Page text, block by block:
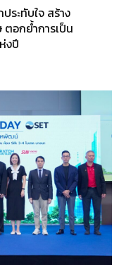
ระทับใจ สร้าง
อกย้ำการเป็น
งปี